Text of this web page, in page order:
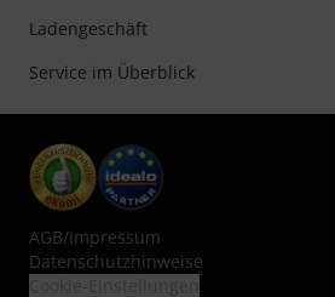
Ladengeschäft
Service im Überblick
AGB/Impressum
Datenschutzhinweise